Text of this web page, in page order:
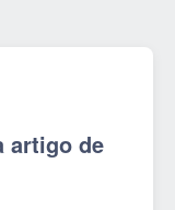
artigo de